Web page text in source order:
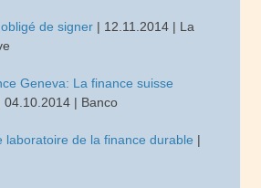
de signer | 12.11.2014 | La
Geneva: La finance suisse
04.10.2014 | Banco
laboratoire de la finance durable |